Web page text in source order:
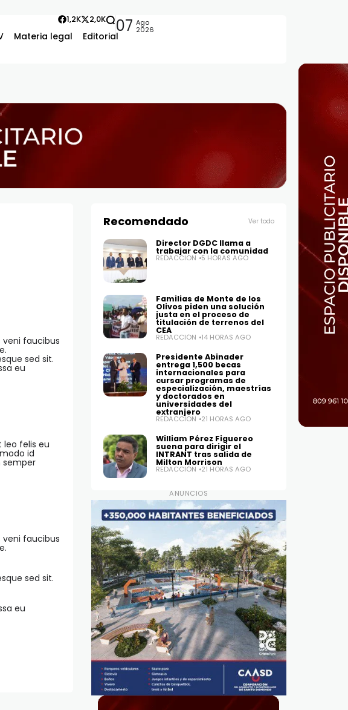
Materia legal Editorial
1,2K 2,0K 07 Ago
2026
faucibus
sed sit.
eu
leo felis eu
id
semper
faucibus
sed sit.
eu
Recomendado Ver todo
Director DGDC llama a
trabajar con la comunidad
REDACCIÓN 5 HORAS AGO
Familias de Monte de los
Olivos piden una solución
justa en el proceso de
titulación de terrenos del
CEA
REDACCIÓN 14 HORAS AGO
Presidente Abinader
entrega 1,500 becas
internacionales para
cursar programas de
especialización, maestrías
y doctorados en
universidades del
extranjero
REDACCIÓN 21 HORAS AGO
William Pérez Figuereo
suena para dirigir el
INTRANT tras salida de
Milton Morrison
REDACCIÓN 21 HORAS AGO
ANUNCIOS